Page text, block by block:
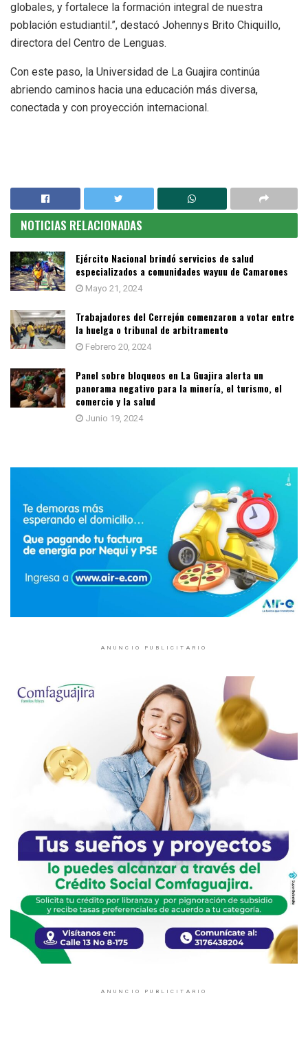
globales, y fortalece la formación integral de nuestra
población estudiantil.”, destacó Johennys Brito Chiquillo,
directora del Centro de Lenguas.
Con este paso, la Universidad de La Guajira continúa
abriendo caminos hacia una educación más diversa,
conectada y con proyección internacional.
NOTICIAS RELACIONADAS
Ejército Nacional brindó servicios de salud
especializados a comunidades wayuu de Camarones
Mayo 21, 2024
Trabajadores del Cerrejón comenzaron a votar entre
la huelga o tribunal de arbitramento
Febrero 20, 2024
Panel sobre bloqueos en La Guajira alerta un
panorama negativo para la minería, el turismo, el
comercio y la salud
Junio 19, 2024
ANUNCIO PUBLICITARIO
ANUNCIO PUBLICITARIO